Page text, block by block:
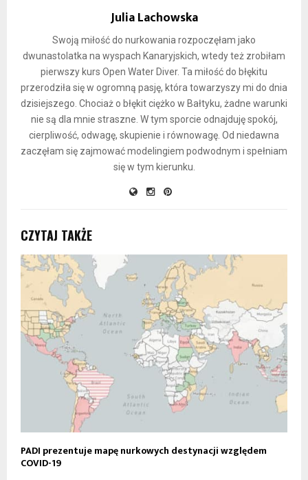
Julia Lachowska
Swoją miłość do nurkowania rozpoczęłam jako
dwunastolatka na wyspach Kanaryjskich, wtedy też zrobiłam
pierwszy kurs Open Water Diver. Ta miłość do błękitu
przerodziła się w ogromną pasję, która towarzyszy mi do dnia
dzisiejszego. Chociaż o błękit ciężko w Bałtyku, żadne warunki
nie są dla mnie straszne. W tym sporcie odnajduję spokój,
cierpliwość, odwagę, skupienie i równowagę. Od niedawna
zaczęłam się zajmować modelingiem podwodnym i spełniam
się w tym kierunku.
CZYTAJ TAKŻE
PADI prezentuje mapę nurkowych destynacji względem
COVID-19